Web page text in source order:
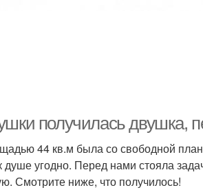
получилась двушка,
44 кв.м была со свободной
угодно. Перед нами стояла
Смотрите ниже, что получилось!